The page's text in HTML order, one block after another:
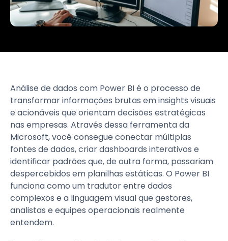
Análise de dados com Power BI é o processo de
transformar informações brutas em insights visuais
e acionáveis que orientam decisões estratégicas
nas empresas. Através dessa ferramenta da
Microsoft, você consegue conectar múltiplas
fontes de dados, criar dashboards interativos e
identificar padrões que, de outra forma, passariam
despercebidos em planilhas estáticas. O Power BI
funciona como um tradutor entre dados
complexos e a linguagem visual que gestores,
analistas e equipes operacionais realmente
entendem.